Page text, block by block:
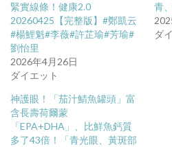
緊實線條！健康2.0
20260425【完整版】#鄭凱云
#楊鯉魁#李薇#許芷瑜#芳瑜#
劉怡里
2026年4月26日
ダイエット
青
ダ
神護眼！「茄汁鯖魚罐頭」富
含長壽荷爾蒙
「EPA+DHA」、比鮮魚鈣質
多了43倍！「青光眼、黃斑部